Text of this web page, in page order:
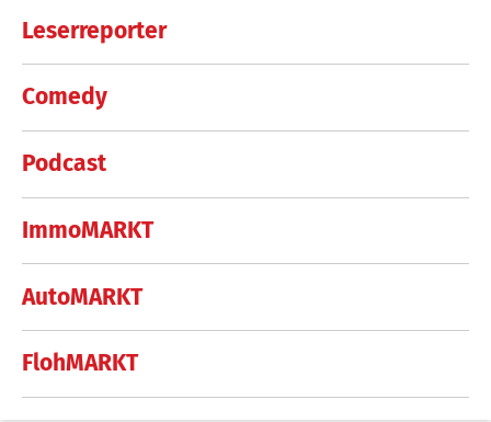
Leserreporter
Comedy
Podcast
ImmoMARKT
AutoMARKT
FlohMARKT